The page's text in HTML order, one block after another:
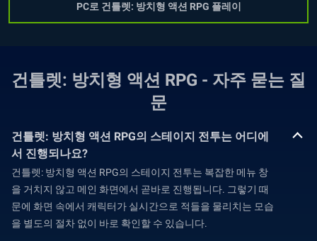
PC로 건틀렛: 방치형 액션 RPG 플레이
건틀렛: 방치형 액션 RPG - 자주 묻는 질
문
건틀렛: 방치형 액션 RPG의 스테이지 전투는 어디에
서 진행되나요?
건틀렛: 방치형 액션 RPG의 스테이지 전투는 복잡한 메뉴 창
을 거치지 않고 메인 화면에서 곧바로 진행됩니다. 그렇기 때
문에 화면 속에서 캐릭터가 실시간으로 적들을 물리치는 모습
을 별도의 절차 없이 바로 확인할 수 있습니다.